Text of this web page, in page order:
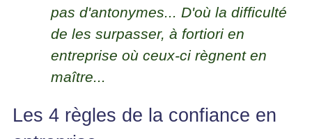
décision
articles
management
gratuits
Entrepreneuriat
pas d'antonymes... D'où la difficulté
de les surpasser, à fortiori en
entreprise où ceux-ci règnent en
maître...
Les 4 règles de la confiance en